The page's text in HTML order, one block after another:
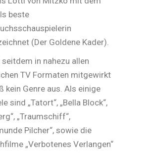
beste
(Der Goldene Kader).
seitdem in nahezu allen
TV Formaten mitgewirkt
kein Genre aus. Als einige
sind „Tatort“, „Bella Block“,
„Traumschiff“,
Pilcher“, sowie die
„Verbotenes Verlangen“